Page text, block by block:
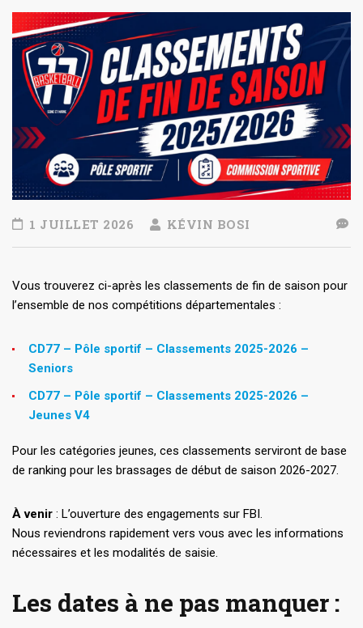
1 JUILLET 2026 KÉVIN BOSI
Vous trouverez ci-après les classements de fin de saison pour
l’ensemble de nos compétitions départementales :
CD77 – Pôle sportif – Classements 2025-2026 –
Seniors
CD77 – Pôle sportif – Classements 2025-2026 –
Jeunes V4
Pour les catégories jeunes, ces classements serviront de base
de ranking pour les brassages de début de saison 2026-2027.
À venir : L’ouverture des engagements sur FBI.
Nous reviendrons rapidement vers vous avec les informations
nécessaires et les modalités de saisie.
Les dates à ne pas manquer :